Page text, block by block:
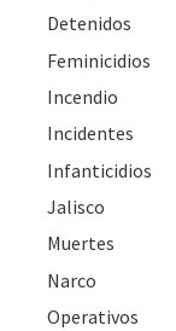
Detenidos
Feminicidios
Incendio
Incidentes
Infanticidios
Jalisco
Muertes
Narco
Operativos